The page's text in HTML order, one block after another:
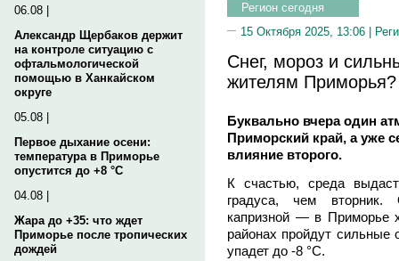
06.08 |
Александр Щербаков держит
на контроле ситуацию с
офтальмологической
помощью в Ханкайском
округе
05.08 |
Первое дыхание осени:
температура в Приморье
опустится до +8 °C
04.08 |
Жара до +35: что ждет
Приморье после тропических
дождей
Регион сегодня
15 Октября 2025, 13:06 |
Снег, мороз и
жителям
Буквально вчера один
Приморский край, а уже
влияние второго.
К счастью, среда
градуса, чем
капризной — в Приморье
районах пройдут сильные
упадет до -8 °C.